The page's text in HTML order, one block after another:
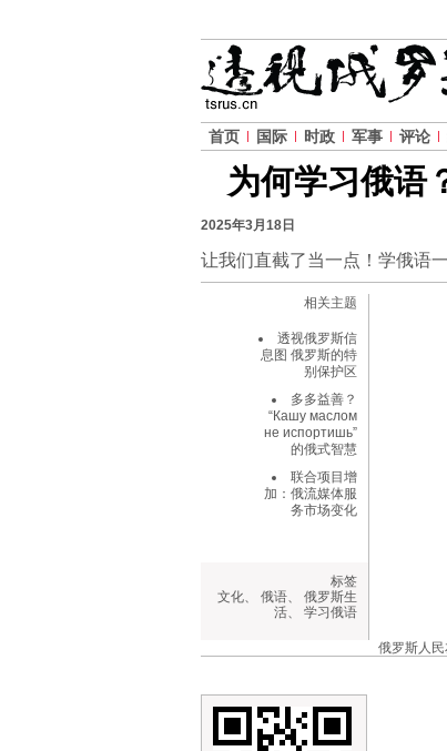
首页 国际 时政 军事 评论
为何学习俄语
2025年3月18日
让我们直截了当一点！学俄语
相关主题
透视俄罗斯信
息图 俄罗斯的特
别保护区
多多益善？
“Кашу маслом
не испортишь”
的俄式智慧
联合项目增
加：俄流媒体服
务市场变化
标签
文化、 俄语、 俄罗斯生
活、 学习俄语
俄罗斯人